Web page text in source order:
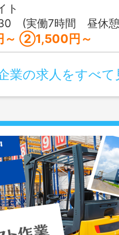
ト
昼休憩60分） ②15：30～24：30 (
②1,500円～
業の求人をすべて